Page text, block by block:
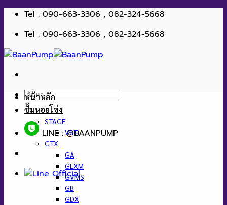
ข้าม
เนื้อหา
Tel : 090-663-3306 , 082-324-5668
Tel : 090-663-3306 , 082-324-5668
ค้นหา:
LINE : @BAANPUMP
หน้าหลัก
ปั๊มหอยโข่ง
STAGE
VST
GTX
GA
GEXM
GVMS
GB
GDX